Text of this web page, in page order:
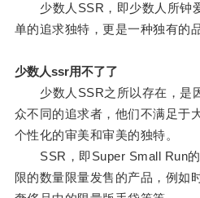
少数人SSR，即少数人所钟
单的追求独特，更是一种独有的
少数人ssr用不了了
少数人SSR之所以存在，是
众不同的追求者，他们不满足于
个性化的审美和审美的独特。
SSR，即Super Small Run的
限的数量限量发售的产品，例如